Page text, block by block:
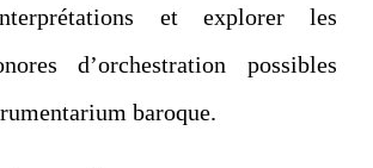
et explorer les
d’orchestration possibles
baroque.